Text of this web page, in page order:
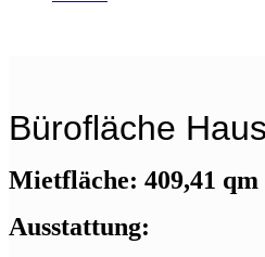
Bürofläche
Mietfläche: 409,41 qm
Ausstattung: